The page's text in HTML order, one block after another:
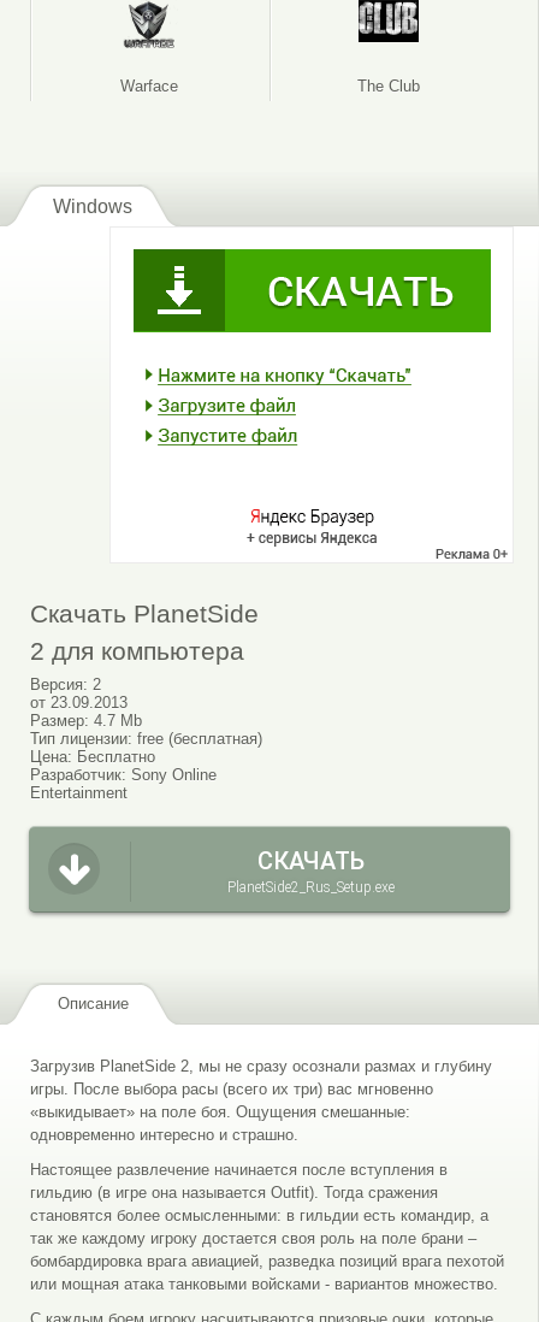
Warface The Club
Windows
Скачать PlanetSide
2 для компьютера
Версия: 2
от 23.09.2013
Размер: 4.7 Mb
Тип лицензии: free (бесплатная)
Цена: Бесплатно
Разработчик: Sony Online
Entertainment
СКАЧАТЬ
PlanetSide2_Rus_Setup.exe
Описание
Загрузив PlanetSide 2, мы не сразу осознали размах и глубину
игры. После выбора расы (всего их три) вас мгновенно
«выкидывает» на поле боя. Ощущения смешанные:
одновременно интересно и страшно.
Настоящее развлечение начинается после вступления в
гильдию (в игре она называется Outfit). Тогда сражения
становятся более осмысленными: в гильдии есть командир, а
так же каждому игроку достается своя роль на поле брани –
бомбардировка врага авиацией, разведка позиций врага пехотой
или мощная атака танковыми войсками - вариантов множество.